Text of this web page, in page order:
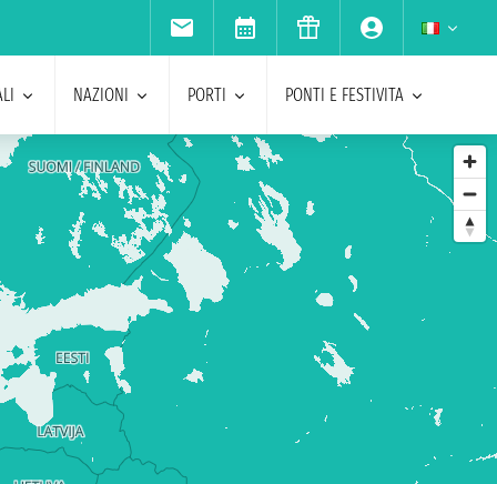
NAZIONI PORTI PONTI E FESTIVITA